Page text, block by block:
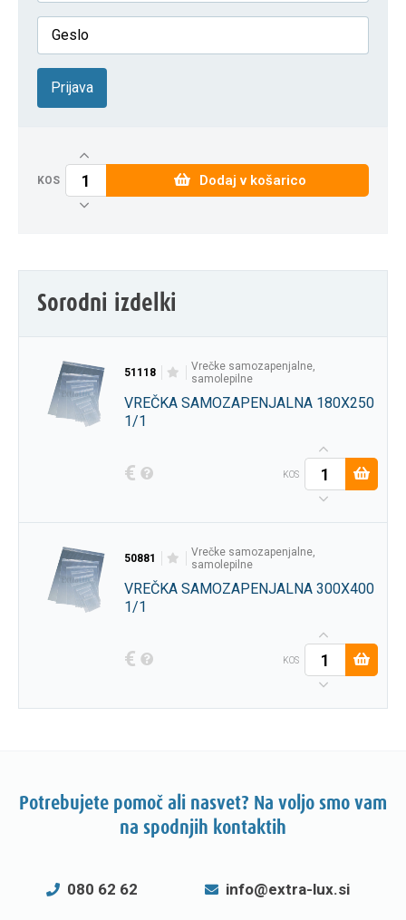
Prijava
KOS Dodaj v košarico
Sorodni izdelki
51118
vrečke samozapenjalne,
samolepilne
VREČKA SAMOZAPENJALNA 180X250
1/1
€ KOS
50881
vrečke samozapenjalne,
samolepilne
VREČKA SAMOZAPENJALNA 300X400
1/1
€ KOS
Potrebujete pomoč ali nasvet? Na voljo smo vam
na spodnjih kontaktih
080 62 62 info@extra-lux.si